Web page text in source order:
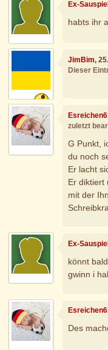
Ex-
habts ihr
JimBim,
Dieser
zuletzt
G Punkt,
du noch
Er lacht
Er diktiert
mit der
Ex-
könnt
gwinn i
Des